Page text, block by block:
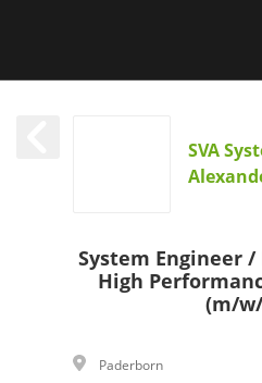
SVA
System Engineer
High
(m/
Paderborn